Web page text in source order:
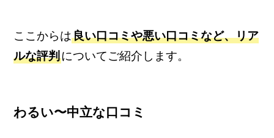
ここからは良い口コミや悪い口コミなど、リア
ルな評判についてご紹介します。
わるい〜中立な口コミ